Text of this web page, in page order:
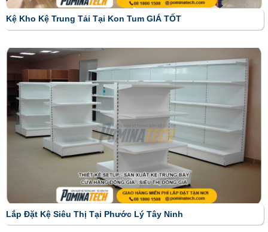
Kệ Kho Kệ Trung Tải Tại Kon Tum GIÁ TỐT
Lắp Đặt Kệ Siêu Thị Tại Phước Lý Tây Ninh